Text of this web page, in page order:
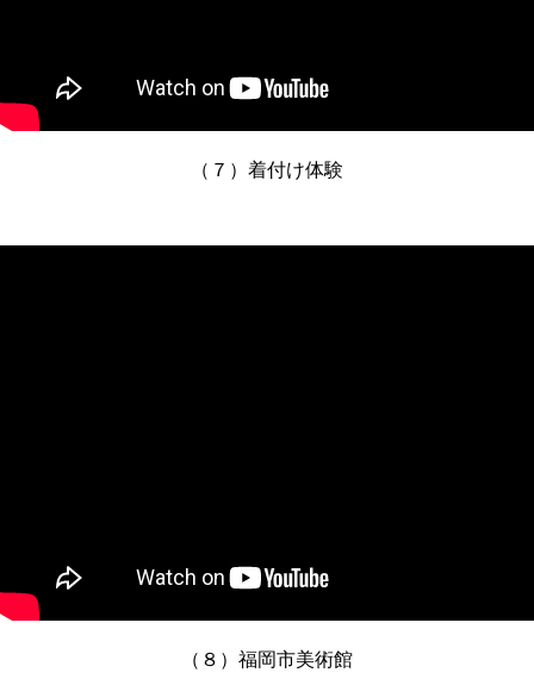
（７）着付け体験
（８）福岡市美術館